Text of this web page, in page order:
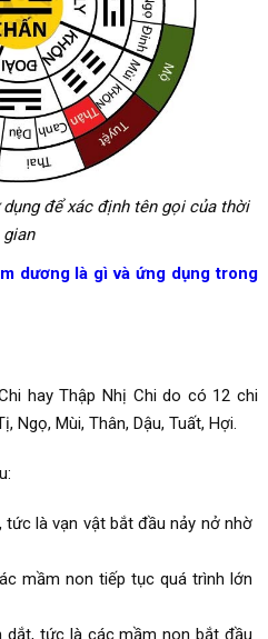
để xác định tên gọi của thời
gian
dương là gì và ứng dụng trong
hay Thập Nhị Chi do có 12 chi
Ngọ, Mùi, Thân, Dậu, Tuất, Hợi.
tức là vạn vật bắt đầu nảy nở nhờ
mầm non tiếp tục quá trình lớn
dắt, tức là các mầm non bắt đầu